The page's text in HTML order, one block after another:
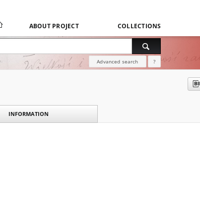
ABOUT PROJECT COLLECTIONS
Advanced search ?
INFORMATION